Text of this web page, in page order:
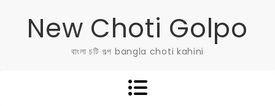
New Choti Golpo
বাংলা চটি গল্প bangla choti kahini